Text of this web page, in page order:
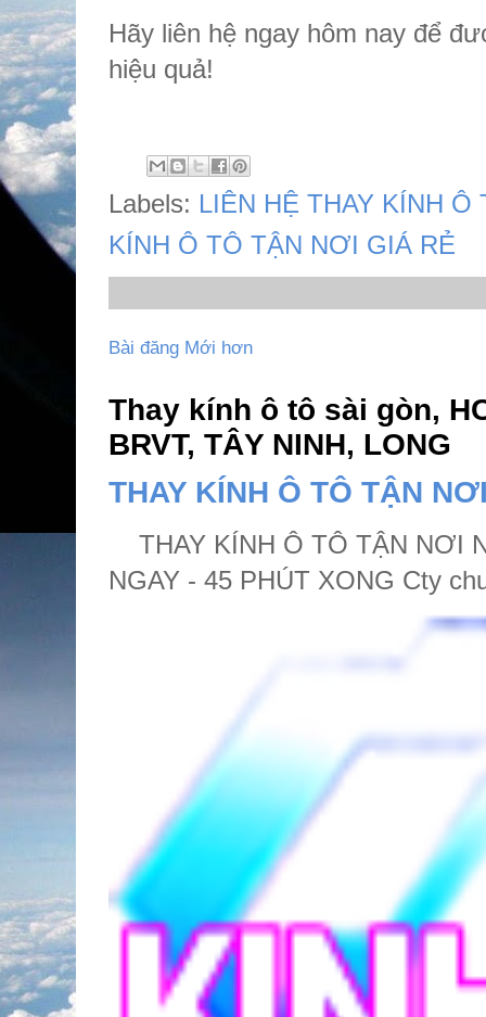
Hãy liên hệ ngay hôm nay để
hiệu quả!
Labels: LIÊN HỆ THAY KÍNH Ô
KÍNH Ô TÔ TẬN NƠI GIÁ RẺ
Bài đăng Mới hơn
Thay kính ô tô sài gòn,
BRVT, TÂY NINH, LONG
THAY KÍNH Ô TÔ TẬN
THAY KÍNH Ô TÔ TẬN NƠI
NGAY - 45 PHÚT XONG Cty